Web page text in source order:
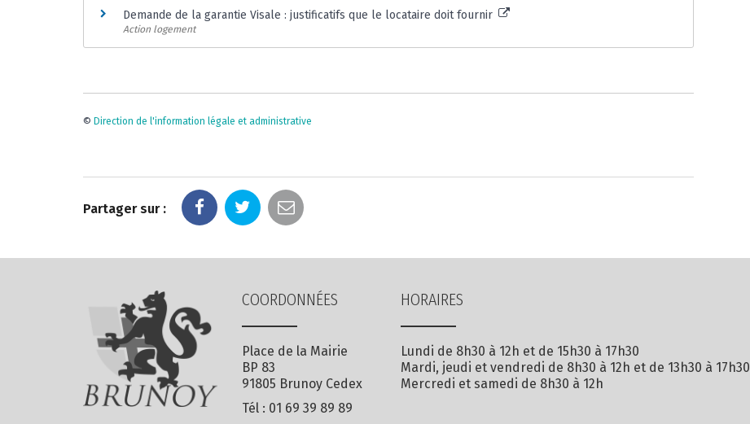
Demande de la garantie Visale : justificatifs que le locataire doit fournir
Action logement
© Direction de l'information légale et administrative
Partager sur :
COORDONNÉES
Place de la Mairie
BP 83
91805 Brunoy Cedex
Tél : 01 69 39 89 89
HORAIRES
Lundi de 8h30 à 12h et de 15h30 à 17h30
Mardi, jeudi et vendredi de 8h30 à 12h et de 13h30 à 17h30
Mercredi et samedi de 8h30 à 12h